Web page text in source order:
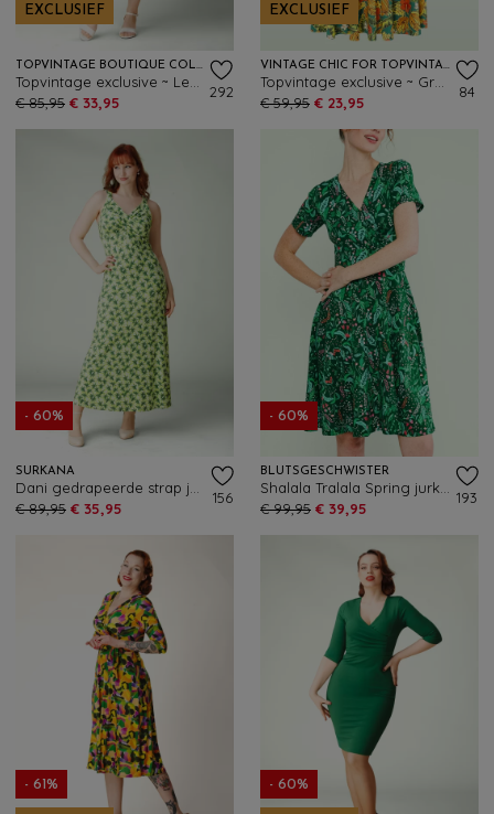
EXCLUSIEF
TOPVINTAGE BOUTIQUE COLLECTION
€ 85,95 € 33,95
292
EXCLUSIEF
VINTAGE CHIC FOR TOPVINTAGE
€ 59,95 € 23,95
84
- 60%
SURKANA
€ 89,95 € 35,95
156
- 60%
BLUTSGESCHWISTER
€ 99,95 € 39,95
193
- 61% - 60%